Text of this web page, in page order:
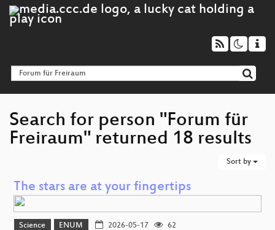
Search for person "Forum für
Freiraum" returned 18 results
Sort by
The stars are at your fingertips
Science ENUM 2026-05-17
62